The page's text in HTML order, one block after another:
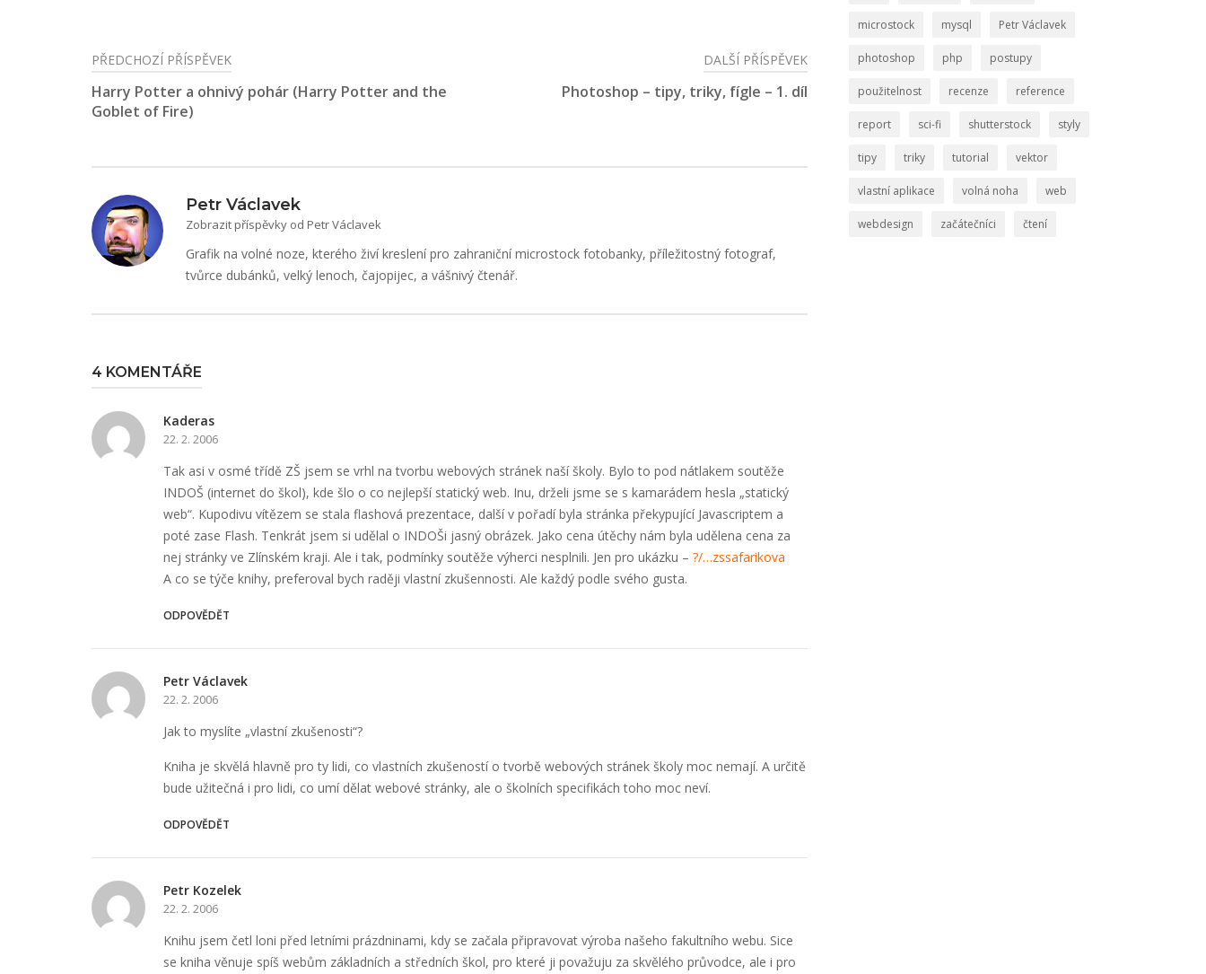
Navigace
pro
PŘEDCHOZÍ PŘÍSPĚVEK
Harry Potter a ohnivý pohár (Harry Potter and the
Goblet of Fire)
DALŠÍ PŘÍSPĚVEK
Photoshop – tipy, triky, fígle – 1. díl
Petr Václavek
Zobrazit příspěvky od Petr Václavek
Grafik na volné noze, kterého živí kreslení pro zahraniční microstock fotobanky, příležitostný fotograf,
tvůrce dubánků, velký lenoch, čajopijec, a vášnivý čtenář.
4 KOMENTÁŘE
Kaderas
22. 2. 2006
Tak asi v osmé třídě ZŠ jsem se vrhl na tvorbu webových stránek naší školy. Bylo to pod nátlakem soutěže
INDOŠ (internet do škol), kde šlo o co nejlepší statický web. Inu, drželi jsme se s kamarádem hesla „statický
web“. Kupodivu vítězem se stala flashová prezentace, další v pořadí byla stránka překypující Javascriptem a
poté zase Flash. Tenkrát jsem si udělal o INDOŠi jasný obrázek. Jako cena útěchy nám byla udělena cena za
nej stránky ve Zlínském kraji. Ale i tak, podmínky soutěže výherci nesplnili. Jen pro ukázku – ?/…zssafarikova
A co se týče knihy, preferoval bych raději vlastní zkušennosti. Ale každý podle svého gusta.
ODPOVĚDĚT
Petr Václavek
22. 2. 2006
Jak to myslíte „vlastní zkušenosti“?
Kniha je skvělá hlavně pro ty lidi, co vlastních zkušeností o tvorbě webových stránek školy moc nemají. A určitě
bude užitečná i pro lidi, co umí dělat webové stránky, ale o školních specifikách toho moc neví.
ODPOVĚDĚT
Petr Kozelek
22. 2. 2006
Knihu jsem četl loni před letními prázdninami, kdy se začala připravovat výroba našeho fakultního webu. Sice
se kniha věnuje spíš webům základních a středních škol, pro které ji považuju za skvělého průvodce, ale i pro
microstock mysql Petr Václavek
photoshop php postupy
použitelnost recenze reference
report sci-fi shutterstock styly
tipy triky tutorial vektor
vlastní aplikace volná noha web
webdesign začátečníci čtení